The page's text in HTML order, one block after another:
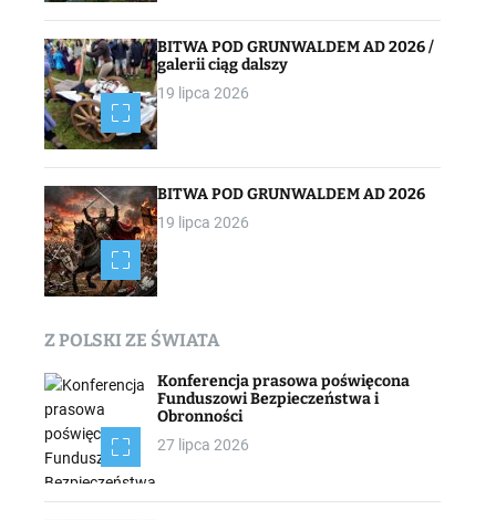
BITWA POD GRUNWALDEM AD 2026 /
galerii ciąg dalszy
19 lipca 2026
BITWA POD GRUNWALDEM AD 2026
19 lipca 2026
Z POLSKI ZE ŚWIATA
Konferencja prasowa poświęcona
Funduszowi Bezpieczeństwa i
Obronności
27 lipca 2026